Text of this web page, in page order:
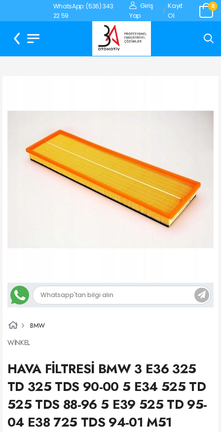
WhatsApp: (536) 343
22 59
Giriş
Yap
/
Kayıt
Ol
0
BMW
WİNKEL
HAVA FİLTRESİ BMW 3 E36 325
TD 325 TDS 90-00 5 E34 525 TD
525 TDS 88-96 5 E39 525 TD 95-
04 E38 725 TDS 94-01 M51